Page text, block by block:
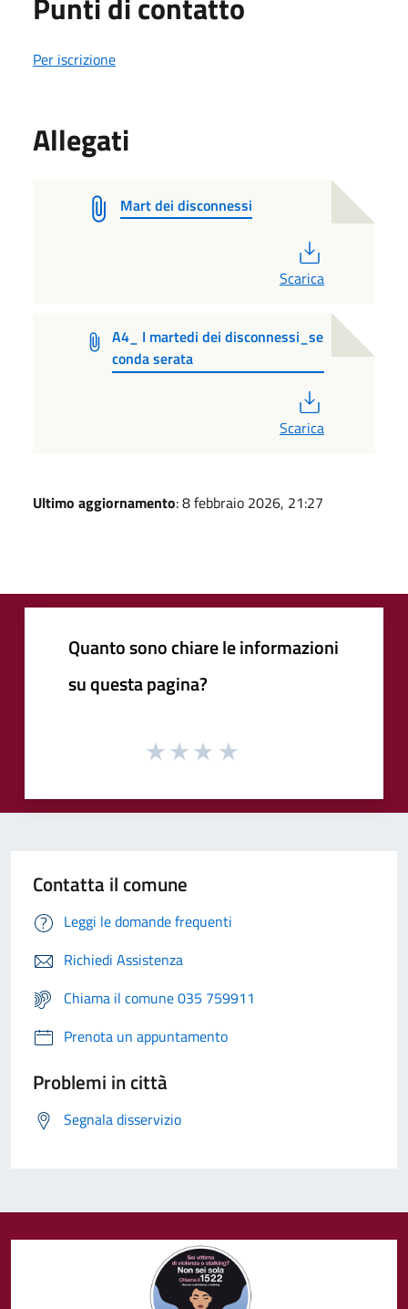
Per iscrizione
Allegati
Mart dei disconnessi
Scarica
A4_ I martedi dei disconnessi_se
conda serata
Scarica
Ultimo aggiornamento: 8 febbraio 2026, 21:27
Quanto sono chiare le informazioni
su questa pagina?
Contatta il comune
Leggi le domande frequenti
Richiedi Assistenza
Chiama il comune 035 759911
Prenota un appuntamento
Problemi in città
Segnala disservizio